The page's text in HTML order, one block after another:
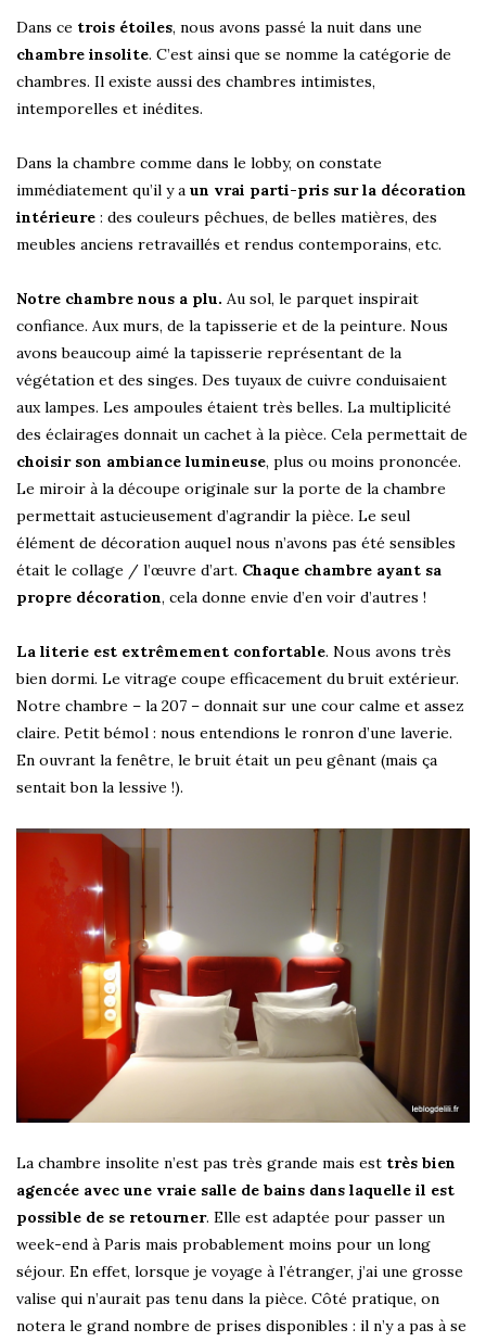
Dans ce trois étoiles, nous avons passé la nuit dans une
chambre insolite. C’est ainsi que se nomme la catégorie de
chambres. Il existe aussi des chambres intimistes,
intemporelles et inédites.
Dans la chambre comme dans le lobby, on constate
immédiatement qu’il y a un vrai parti-pris sur la décoration
intérieure : des couleurs pêchues, de belles matières, des
meubles anciens retravaillés et rendus contemporains, etc.
Notre chambre nous a plu. Au sol, le parquet inspirait
confiance. Aux murs, de la tapisserie et de la peinture. Nous
avons beaucoup aimé la tapisserie représentant de la
végétation et des singes. Des tuyaux de cuivre conduisaient
aux lampes. Les ampoules étaient très belles. La multiplicité
des éclairages donnait un cachet à la pièce. Cela permettait de
choisir son ambiance lumineuse, plus ou moins prononcée.
Le miroir à la découpe originale sur la porte de la chambre
permettait astucieusement d’agrandir la pièce. Le seul
élément de décoration auquel nous n’avons pas été sensibles
était le collage / l’œuvre d’art. Chaque chambre ayant sa
propre décoration, cela donne envie d’en voir d’autres !
La literie est extrêmement confortable. Nous avons très
bien dormi. Le vitrage coupe efficacement du bruit extérieur.
Notre chambre – la 207 – donnait sur une cour calme et assez
claire. Petit bémol : nous entendions le ronron d’une laverie.
En ouvrant la fenêtre, le bruit était un peu gênant (mais ça
sentait bon la lessive !).
La chambre insolite n’est pas très grande mais est très bien
agencée avec une vraie salle de bains dans laquelle il est
possible de se retourner. Elle est adaptée pour passer un
week-end à Paris mais probablement moins pour un long
séjour. En effet, lorsque je voyage à l’étranger, j’ai une grosse
valise qui n’aurait pas tenu dans la pièce. Côté pratique, on
notera le grand nombre de prises disponibles : il n’y a pas à se